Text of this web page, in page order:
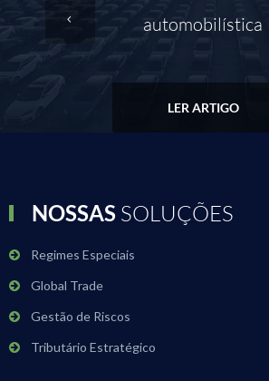
automobilística
LER ARTIGO
NOSSAS SOLUÇÕES
Regimes Especiais
Global Trade
Gestão de Riscos
Tributário Estratégico